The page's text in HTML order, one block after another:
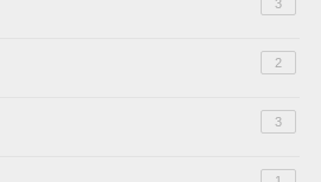
3
2
3